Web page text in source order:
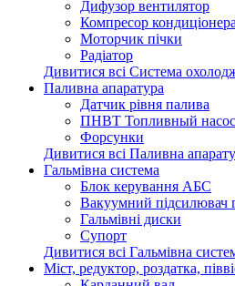
Дифузор вентилятор
Компресор кондиціонера
Моторчик пічки
Радіатор
Дивитися всі Система
Паливна апаратура
Датчик рівня палива
ПНВТ Топливный насос
Форсунки
Дивитися всі Паливна
Гальмівна система
Блок керування АБС
Вакуумний підсилювач
Гальмівні диски
Супорт
Дивитися всі Гальмівна
Міст, редуктор, роздатка,